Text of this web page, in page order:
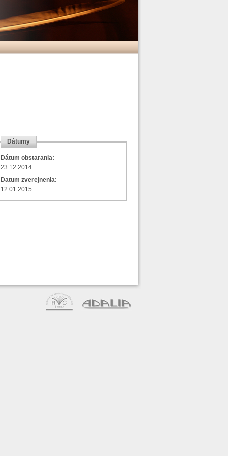
Dátumy
Dátum obstarania:
23.12.2014
Datum zverejnenia:
12.01.2015